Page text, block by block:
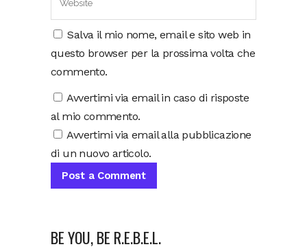
Salva il mio nome, email e sito web in
questo browser per la prossima volta che
commento.
Avvertimi via email in caso di risposte
al mio commento.
Avvertimi via email alla pubblicazione
di un nuovo articolo.
BE YOU, BE R.E.B.E.L.